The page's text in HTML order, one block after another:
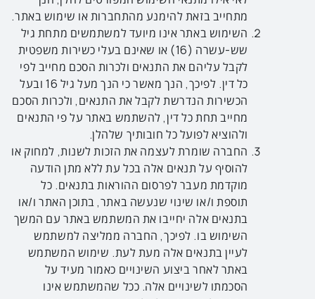
מתחייב בזאת להימנע מהתחברות או שימוש באתר.
השימוש באתר אינו מיועד למשתמשים מתחת גיל
שש-עשרה (16) או שאינם בעלי כשירות משפטית
לקבל עליהם את התנאים ולכרות הסכם מחייב לפי
כל דין. לפיכך, הנך מאשר כי הנך מעל גיל 16 ובעל
הכשירות הנדרשת לקבל את התנאים, ולכרות הסכם
מחייב תחת כל דין, להשתמש באתר על פי התנאים
ולהוציא לפועל כל חובותיך שלהלן.
החברה שומרת לעצמה את הזכות לשנות, למחוק או
להוסיף על תנאים אלה בכל עת ללא מתן הודעה
מוקדמת מעבר לפרסום ההוראות בתנאים. כל
תוספת ו/או שינוי שנעשה באתר, בתוכן האתר ו/או
בתנאים אלה יחייבו את המשתמש באתר עם המשך
השימוש בו. לפיכך, החברה ממליצה למשתמש
לעיין בתנאים אלה מעת לעת. שימוש המשתמש
באתר לאחר ביצוע השינויים כאמור מעיד על
הסכמתו לשינויים אלה. ככל שהמשתמש אינו